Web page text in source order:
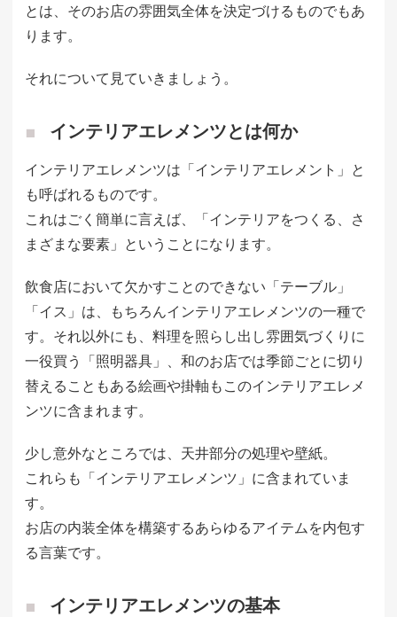
とは、そのお店の雰囲気全体を決定づけるものでもあ
ります。
それについて見ていきましょう。
インテリアエレメンツとは何か
インテリアエレメンツは「インテリアエレメント」と
も呼ばれるものです。
これはごく簡単に言えば、「インテリアをつくる、さ
まざまな要素」ということになります。
飲食店において欠かすことのできない「テーブル」
「イス」は、もちろんインテリアエレメンツの一種で
す。それ以外にも、料理を照らし出し雰囲気づくりに
一役買う「照明器具」、和のお店では季節ごとに切り
替えることもある絵画や掛軸もこのインテリアエレメ
ンツに含まれます。
少し意外なところでは、天井部分の処理や壁紙。
これらも「インテリアエレメンツ」に含まれていま
す。
お店の内装全体を構築するあらゆるアイテムを内包す
る言葉です。
インテリアエレメンツの基本